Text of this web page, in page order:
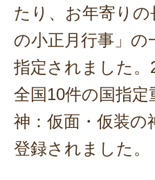
たり、お年寄り
の小正月行事」
指定されました
全国10件の国指
神：仮面・仮装
登録されました。